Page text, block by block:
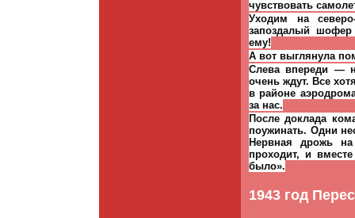
чувствовать
Уходим на
запоздалый
ему!
А вот выглянула
Слева впереди —
очень ждут. Все
в районе
за нас.
После доклада
поужинать. Одни
Нервная дрожь на
проходит, и
было».
1943 год